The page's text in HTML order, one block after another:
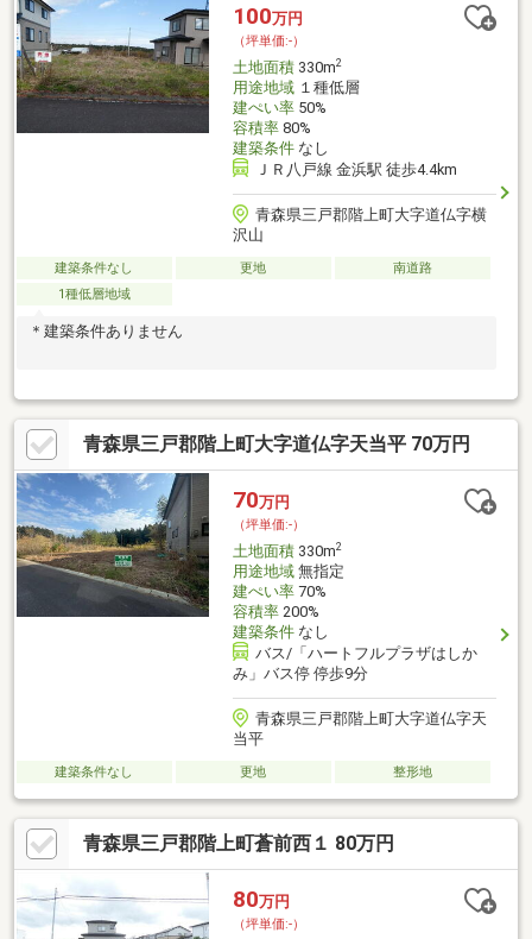
100万円
（坪単価:-）
土地面積330m2
用途地域１種低層
建ぺい率50%
容積率80%
建築条件なし
ＪＲ八戸線 金浜駅 徒歩4.4km
青森県三戸郡階上町大字道仏字横
沢山
建築条件なし 更地
南道路
1種低層地域
＊建築条件ありません
青森県三戸郡階上町大字道仏字天当平 70万円
70万円
（坪単価:-）
土地面積330m2
用途地域無指定
建ぺい率70%
容積率200%
建築条件なし
バス/「ハートフルプラザはしか
み」バス停 停歩9分
青森県三戸郡階上町大字道仏字天
当平
建築条件なし 更地 整形地
青森県三戸郡階上町蒼前西１ 80万円
80万円
（坪単価:-）